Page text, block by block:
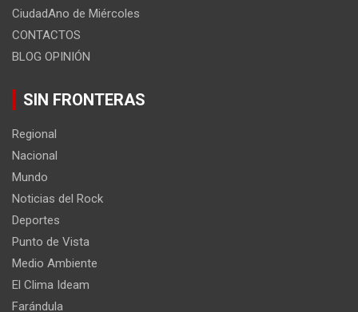
CiudadAno de Miércoles
CONTACTOS
BLOG OPINIÓN
SIN FRONTERAS
Regional
Nacional
Mundo
Noticias del Rock
Deportes
Punto de Vista
Medio Ambiente
El Clima Ideam
Farándula